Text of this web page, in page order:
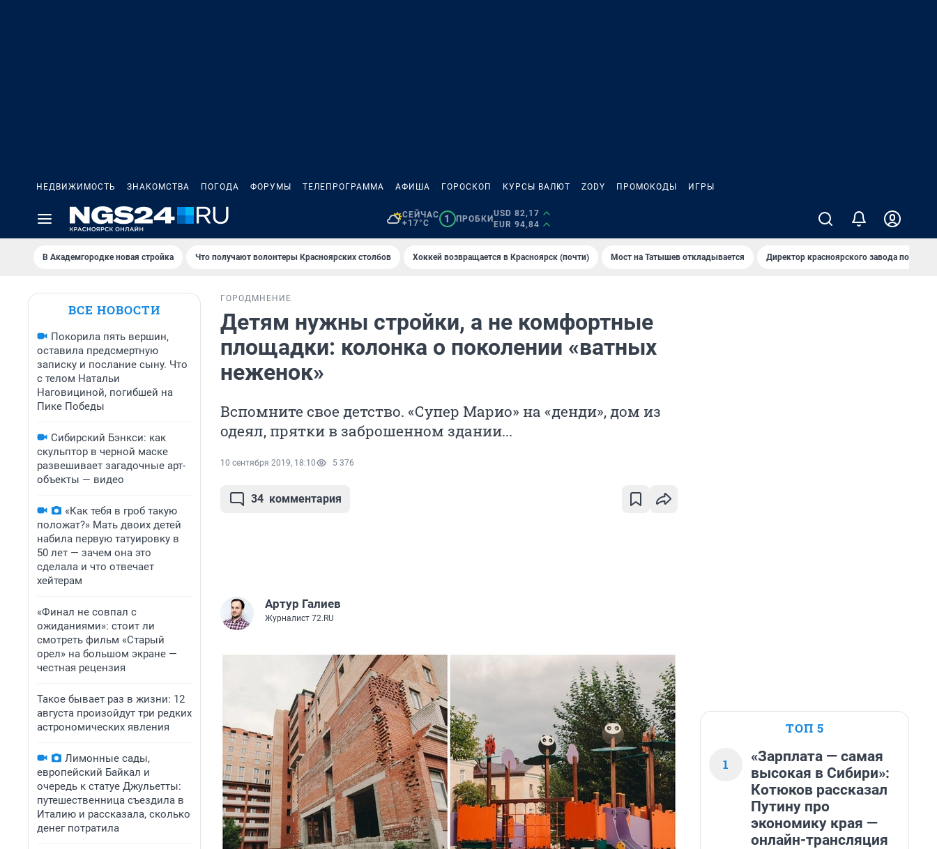
НЕДВИЖИМОСТЬ ЗНАКОМСТВА ПОГОДА ФОРУМЫ ТЕЛЕПРОГРАММА АФИША ГОРОСКОП КУРСЫ ВАЛЮТ ZODY ПРОМОКОДЫ ИГРЫ
СЕЙЧАС
+17°C
1 ПРОБКИ
USD 82,17
EUR 94,84
В Академгородке новая стройка Что получают волонтеры Красноярских столбов Хоккей возвращается в Красноярск (почти) Мост на Татышев откладывается Директор красноярского завода под
ВСЕ НОВОСТИ
Покорила пять вершин,
оставила предсмертную
записку и послание сыну. Что
с телом Натальи
Наговициной, погибшей на
Пике Победы
Сибирский Бэнкси: как
скульптор в черной маске
развешивает загадочные арт-
объекты — видео
«Как тебя в гроб такую
положат?» Мать двоих детей
набила первую татуировку в
50 лет — зачем она это
сделала и что отвечает
хейтерам
«Финал не совпал с
ожиданиями»: стоит ли
смотреть фильм «Старый
орел» на большом экране —
честная рецензия
Такое бывает раз в жизни: 12
августа произойдут три редких
астрономических явления
Лимонные сады,
европейский Байкал и
очередь к статуе Джульетты:
путешественница съездила в
Италию и рассказала, сколько
денег потратила
ГОРОД МНЕНИЕ
Детям нужны стройки, а не комфортные
площадки: колонка о поколении «ватных
неженок»
Вспомните свое детство. «Супер Марио» на «денди», дом из
одеял, прятки в заброшенном здании...
10 сентября 2019, 18:10 5 376
34 комментария
Артур Галиев
Журналист 72.RU
ТОП 5
1
«Зарплата — самая
высокая в Сибири»:
Котюков рассказал
Путину про
экономику края —
онлайн-трансляция